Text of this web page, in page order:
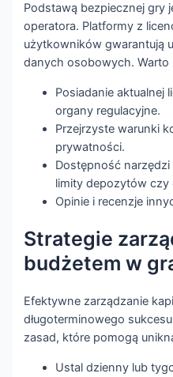
Podstawą bezpiecznej gry
operatora. Platformy z
użytkowników gwarantują
danych osobowych. Warto
Posiadanie aktualnej
organy regulacyjne.
Przejrzyste warunki
prywatności.
Dostępność
limity depozytów
Opinie i recenzje
Strategie
budżetem w
Efektywne zarządzanie
długoterminowego
zasad, które pomogą
Ustal dzienny lub